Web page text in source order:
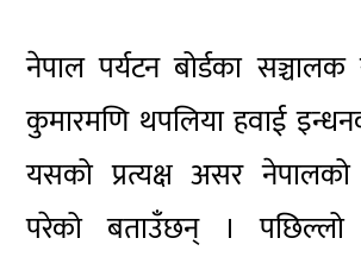
नेपाल पर्यटन बोर्डका
कुमारमणि थपलिया हवाई
यसको प्रत्यक्ष असर नेपालको
परेको बताउँछन् ।